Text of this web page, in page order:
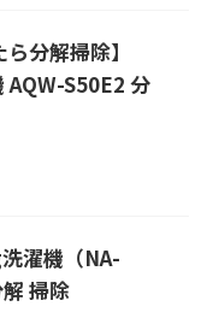
分解掃除】
AQW-S50E2 分
濯機（NA-
掃除